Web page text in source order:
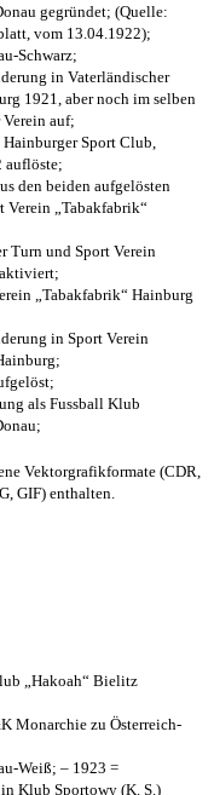
gegründet; (Quelle:
vom 13.04.1922);
Schwarz;
in Vaterländischer
1921, aber noch im selben
Verein auf;
Sport Club,
auflöste;
den beiden aufgelösten
Verein „Tabakfabrik“
Turn und Sport Verein
„Tabakfabrik“ Hainburg
in Sport Verein
als Fussball Klub
Vektorgrafikformate (CDR,
GIF) enthalten.
„Hakoah“ Bielitz
Monarchie zu Österreich-
Weiß; – 1923 =
Klub Sportowy (K. S.)